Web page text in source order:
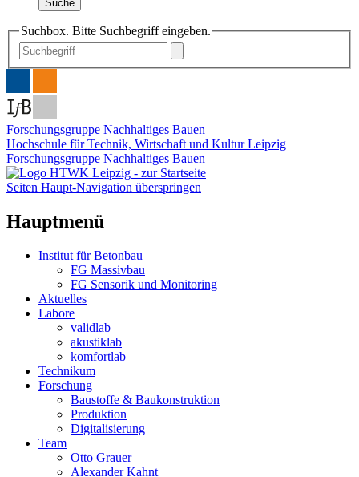
Suche
Suchbox. Bitte Suchbegriff eingeben.
Forschungsgruppe Nachhaltiges Bauen
Hochschule für Technik, Wirtschaft und Kultur Leipzig
Forschungsgruppe Nachhaltiges Bauen
Seiten Haupt-Navigation überspringen
Hauptmenü
Institut für Betonbau
FG Massivbau
FG Sensorik und Monitoring
Aktuelles
Labore
validlab
akustiklab
komfortlab
Technikum
Forschung
Baustoffe & Baukonstruktion
Produktion
Digitalisierung
Team
Otto Grauer
Alexander Kahnt